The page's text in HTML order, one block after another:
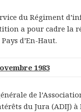
du Régiment
a pour cadre la
d’En-Haut.
1983
de
du Jura (ADIJ)